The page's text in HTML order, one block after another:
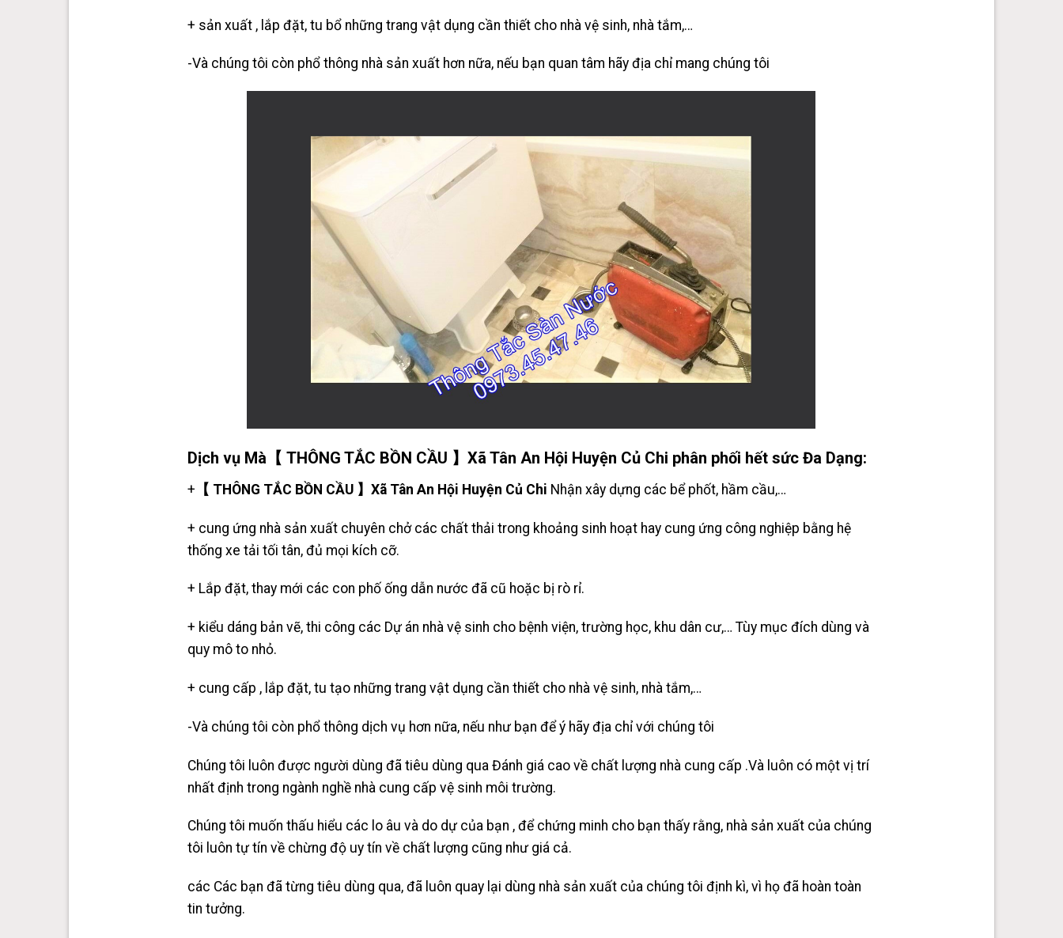
+ sản xuất , lắp đặt, tu bổ những trang vật dụng cần thiết cho nhà vệ sinh, nhà tắm,…
-Và chúng tôi còn phổ thông nhà sản xuất hơn nữa, nếu bạn quan tâm hãy địa chỉ mang chúng tôi
Dịch vụ Mà【 THÔNG TẮC BỒN CẦU 】Xã Tân An Hội Huyện Củ Chi phân phối hết sức Đa Dạng:
+ 【 THÔNG TẮC BỒN CẦU 】Xã Tân An Hội Huyện Củ Chi Nhận xây dựng các bể phốt, hầm cầu,…
+ cung ứng nhà sản xuất chuyên chở các chất thải trong khoảng sinh hoạt hay cung ứng công nghiệp bằng hệ
thống xe tải tối tân, đủ mọi kích cỡ.
+ Lắp đặt, thay mới các con phố ống dẫn nước đã cũ hoặc bị rò rỉ.
+ kiểu dáng bản vẽ, thi công các Dự án nhà vệ sinh cho bệnh viện, trường học, khu dân cư,… Tùy mục đích dùng và
quy mô to nhỏ.
+ cung cấp , lắp đặt, tu tạo những trang vật dụng cần thiết cho nhà vệ sinh, nhà tắm,…
-Và chúng tôi còn phổ thông dịch vụ hơn nữa, nếu như bạn để ý hãy địa chỉ với chúng tôi
Chúng tôi luôn được người dùng đã tiêu dùng qua Đánh giá cao về chất lượng nhà cung cấp .Và luôn có một vị trí
nhất định trong ngành nghề nhà cung cấp vệ sinh môi trường.
Chúng tôi muốn thấu hiểu các lo âu và do dự của bạn , để chứng minh cho bạn thấy rằng, nhà sản xuất của chúng
tôi luôn tự tín về chừng độ uy tín về chất lượng cũng như giá cả.
các Các bạn đã từng tiêu dùng qua, đã luôn quay lại dùng nhà sản xuất của chúng tôi định kì, vì họ đã hoàn toàn
tin tưởng.